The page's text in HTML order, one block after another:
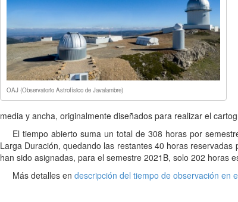
OAJ (Observatorio Astrofísico de Javalambre)
media y ancha, originalmente diseñados para realizar el
El tiempo abierto suma un total de 308 horas por
Larga Duración, quedando las restantes 40 horas
han sido asignadas, para el semestre 2021B, solo 202 horas
Más detalles en descripción del tiempo de observación en